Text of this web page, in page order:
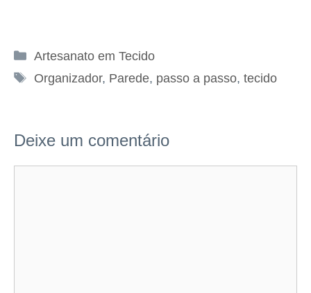
Categorias
Artesanato em Tecido
Tags
Organizador, Parede, passo a passo, tecido
Deixe um comentário